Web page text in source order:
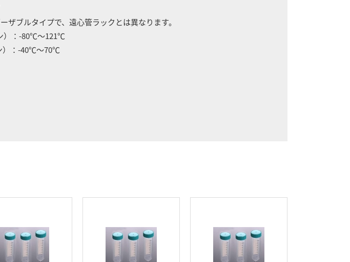
ザブルタイプで、遠心管ラックとは異なります。
）：-80℃～121℃
-40℃～70℃